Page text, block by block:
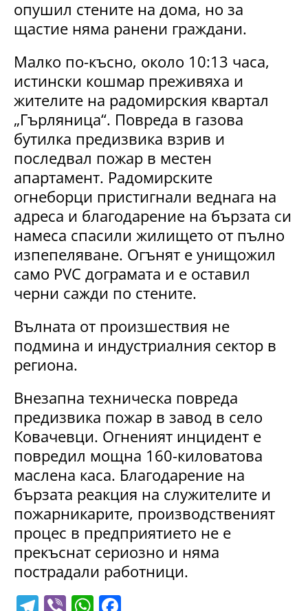
опушил стените на дома, но за
щастие няма ранени граждани.
Малко по-късно, около 10:13 часа,
истински кошмар преживяха и
жителите на радомирския квартал
„Гърляница“. Повреда в газова
бутилка предизвика взрив и
последвал пожар в местен
апартамент. Радомирските
огнеборци пристигнали веднага на
адреса и благодарение на бързата си
намеса спасили жилището от пълно
изпепеляване. Огънят е унищожил
само PVC дограмата и е оставил
черни сажди по стените.
Вълната от произшествия не
подмина и индустриалния сектор в
региона.
Внезапна техническа повреда
предизвика пожар в завод в село
Ковачевци. Огненият инцидент е
повредил мощна 160-киловатова
маслена каса. Благодарение на
бързата реакция на служителите и
пожарникарите, производственият
процес в предприятието не е
прекъснат сериозно и няма
пострадали работници.